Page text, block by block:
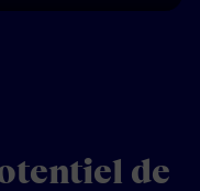
Mute SettingsEnter
de